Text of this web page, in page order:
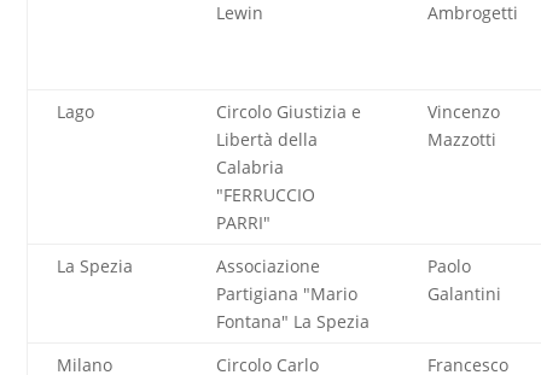
Lewin
Ambrogetti
Lago
Circolo Giustizia e
Libertà della
Calabria
"FERRUCCIO
PARRI"
Vincenzo
Mazzotti
La Spezia
Associazione
Partigiana "Mario
Fontana" La Spezia
Paolo
Galantini
Milano Circolo Carlo Francesco